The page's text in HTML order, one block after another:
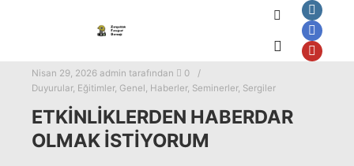
Ana menü
Nisan 29, 2026 admin tarafından
0
Duyurular, Eğitimler, Genel, Haberler, Seminerler, Sergiler
ETKINLIKLERDEN HABERDAR
OLMAK İSTIYORUM